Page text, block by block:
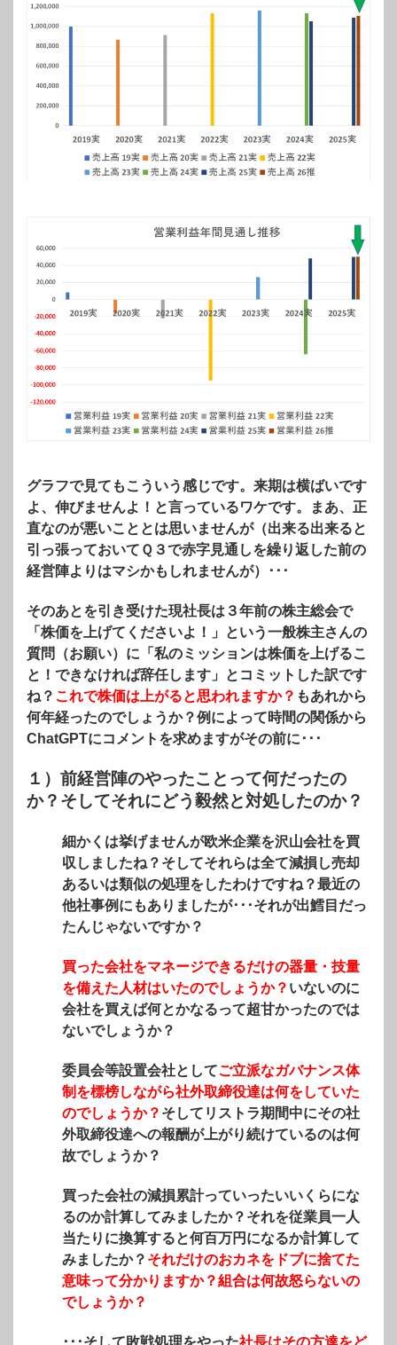
グラフで見てもこういう感じです。来期は横ばいです
よ、伸びませんよ！と言っているワケです。まあ、正
直なのが悪いこととは思いませんが（出来る出来ると
引っ張っておいてＱ３で赤字見通しを繰り返した前の
経営陣よりはマシかもしれませんが）･･･
そのあとを引き受けた現社長は３年前の株主総会で
「株価を上げてくださいよ！」という一般株主さんの
質問（お願い）に「私のミッションは株価を上げるこ
と！できなければ辞任します」とコミットした訳です
ね？ これで株価は上がると思われますか？ もあれから
何年経ったのでしょうか？例によって時間の関係から
ChatGPTにコメントを求めますがその前に･･･
１）前経営陣のやったことって何だったの
か？そしてそれにどう毅然と対処したのか？
細かくは挙げませんが欧米企業を沢山会社を買
収しましたね？そしてそれらは全て減損し売却
あるいは類似の処理をしたわけですね？最近の
他社事例にもありましたが･･･それが出鱈目だっ
たんじゃないですか？
買った会社をマネージできるだけの器量・技量
を備えた人材はいたのでしょうか？ いないのに
会社を買えば何とかなるって超甘かったのでは
ないでしょうか？
委員会等設置会社としてご立派なガバナンス体
制を標榜しながら社外取締役達は何をしていた
のでしょうか？ そしてリストラ期間中にその社
外取締役達への報酬が上がり続けているのは何
故でしょうか？
買った会社の減損累計っていったいいくらにな
るのか計算してみましたか？それを従業員一人
当たりに換算すると何百万円になるか計算して
みましたか？ それだけのおカネをドブに捨てた
意味って分かりますか？組合は何故怒らないの
でしょうか？